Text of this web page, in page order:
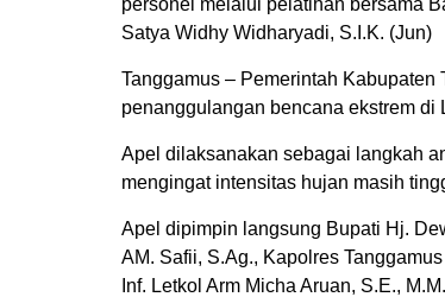
Satya Widhy Widharyadi, S.I.K. (Jun)
Tanggamus – Pemerintah
penanggulangan bencana ekstrem di
Apel dilaksanakan sebagai langkah
mengingat intensitas hujan masih
Apel dipimpin langsung Bupati Hj.
AM. Safii, S.Ag., Kapolres
Inf. Letkol Arm Micha Aruan, S.E.,